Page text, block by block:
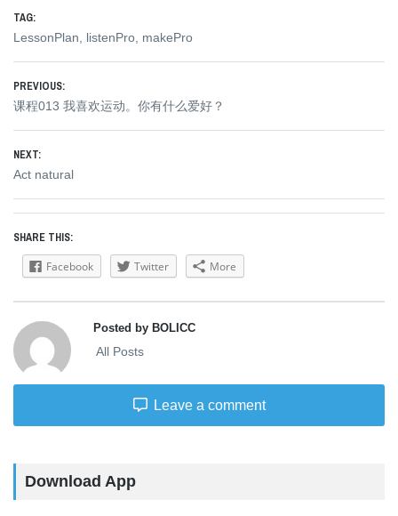
TAG:
LessonPlan, listenPro, makePro
Post
navigation
PREVIOUS:
Previous
课程013 我喜欢运动。你有什么爱好？
NEXT:
Next
Act natural
SHARE THIS:
Facebook Twitter More
Posted by BOLICC
All Posts
Leave a comment
Download App